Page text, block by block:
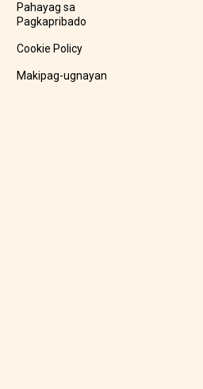
Pahayag sa
Pagkapribado
Cookie Policy
Makipag-ugnayan